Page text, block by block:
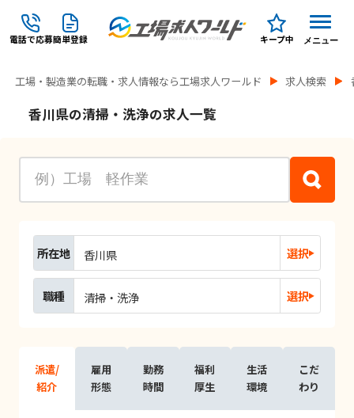
電話で応募簡単登録 キープ中 メニュー
工場・製造業の転職・求人情報なら工場求人ワールド 求人検索
香川県の清掃・洗浄の求人一覧
所在地 香川県 選択
職種 清掃・洗浄 選択
派遣/
紹介
雇用
形態
勤務
時間
福利
厚生
生活
環境
こだ
わり